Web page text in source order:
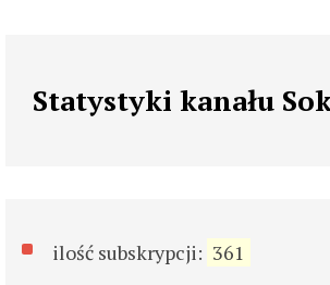
Statystyki kanału
ilość subskrypcji: 361